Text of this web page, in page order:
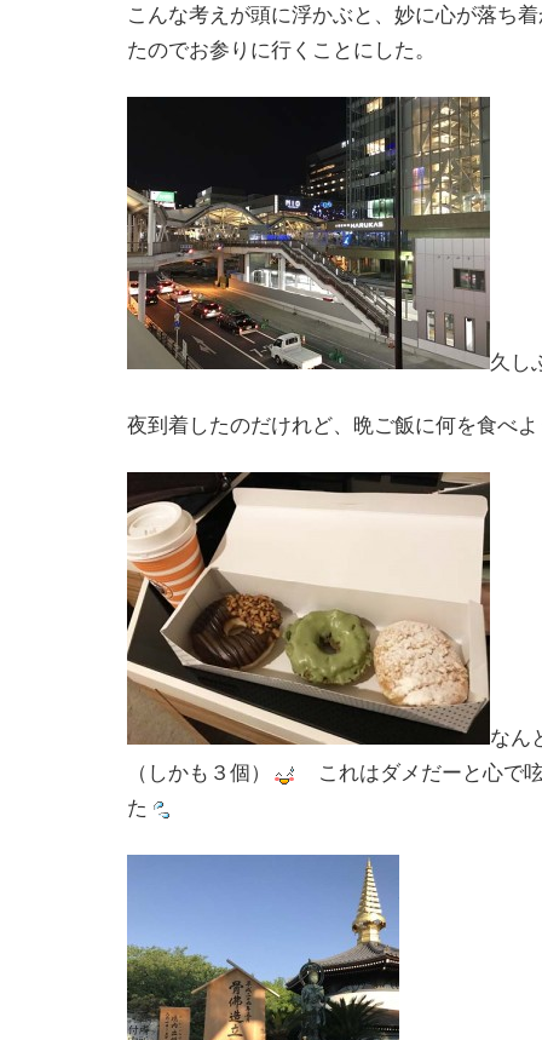
こんな考えが頭に浮かぶと、妙に心が落ち
たのでお参りに行くことにした。
久し
夜到着したのだけれど、晩ご飯に何を食べ
なん
（しかも３個）
これはダメだーと心で
た